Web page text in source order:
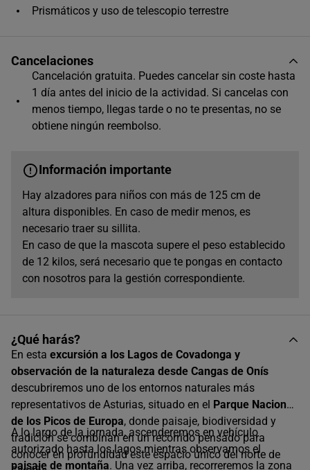
Prismáticos y uso de telescopio terrestre
Cancelaciones
Cancelación gratuita. Puedes cancelar sin coste hasta
1 día antes del inicio de la actividad. Si cancelas con
menos tiempo, llegas tarde o no te presentas, no se
obtiene ningún reembolso.
Información importante
Hay alzadores para niños con más de 125 cm de
altura disponibles. En caso de medir menos, es
necesario traer su sillita.
En caso de que la mascota supere el peso establecido
de 12 kilos, será necesario que te pongas en contacto
con nosotros para la gestión correspondiente.
¿Qué harás?
En esta excursión a los Lagos de Covadonga y
observación de la naturaleza desde Cangas de Onís
descubriremos uno de los entornos naturales más
representativos de Asturias, situado en el Parque Nacional
de los Picos de Europa, donde paisaje, biodiversidad y
tradición se combinan en un recorrido pensado para
conocer en profundidad este espacio único del norte de
A lo largo de la jornada, ascenderemos en vehículo
autorizado hasta los lagos mientras observamos el
paisaje de montaña. Una vez arriba, recorreremos la zona